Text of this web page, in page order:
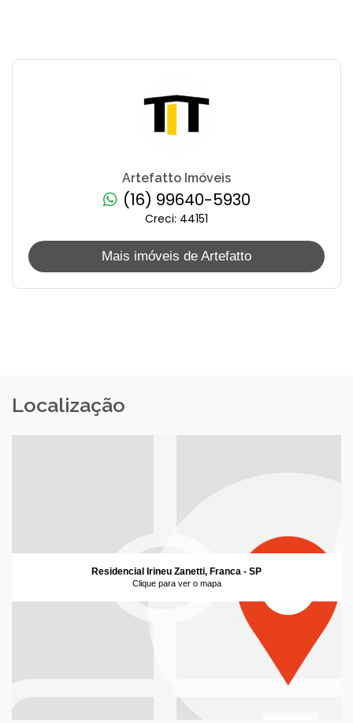
Artefatto Imóveis
(16) 99640-5930
Creci: 44151
Mais imóveis de Artefatto
Localização
Residencial Irineu Zanetti, Franca - SP
Clique para ver o mapa